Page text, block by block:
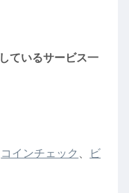
ているサービス一
コインチェック
ビ